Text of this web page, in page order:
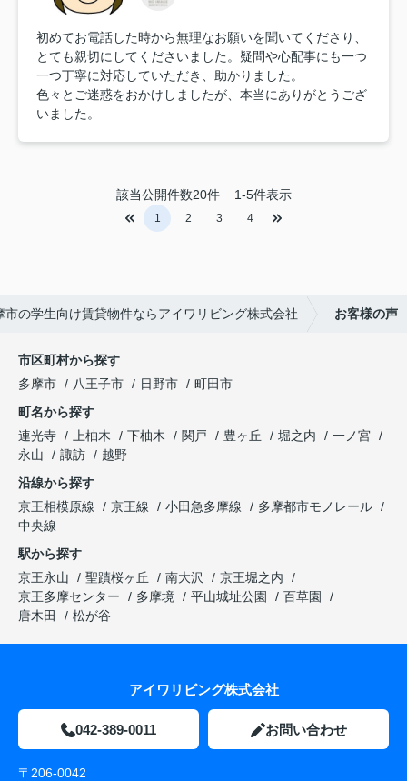
初めてお電話した時から無理なお願いを聞いてくださり、
とても親切にしてくださいました。疑問や心配事にも一つ
一つ丁寧に対応していただき、助かりました。
色々とご迷惑をおかけしましたが、本当にありがとうござ
いました。
該当公開件数20件1-5件表示
1 2 3 4
市の学生向け賃貸物件ならアイワリビング株式会社 お客様の声
市区町村から探す
多摩市
八王子市 日野市
町田市
町名から探す
連光寺
上柚木 下柚木 関戸 豊ヶ丘 堀之内
一ノ宮
永山
諏訪
越野
沿線から探す
京王相模原線
京王線 小田急多摩線
多摩都市モノレール
中央線
駅から探す
京王永山
聖蹟桜ヶ丘 南大沢
京王堀之内
京王多摩センター
多摩境 平山城址公園
百草園
唐木田
松が谷
アイワリビング株式会社
042-389-0011 お問い合わせ
〒206-0042